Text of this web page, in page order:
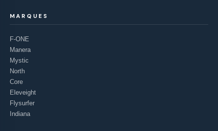
MARQUES
F-ONE
Manera
Mystic
North
Core
Eleveight
Flysurfer
Indiana